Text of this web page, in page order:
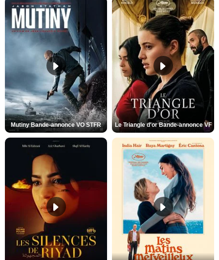
Mutiny Bande-annonce VO STFR Le Triangle d'or Bande-annonce VF